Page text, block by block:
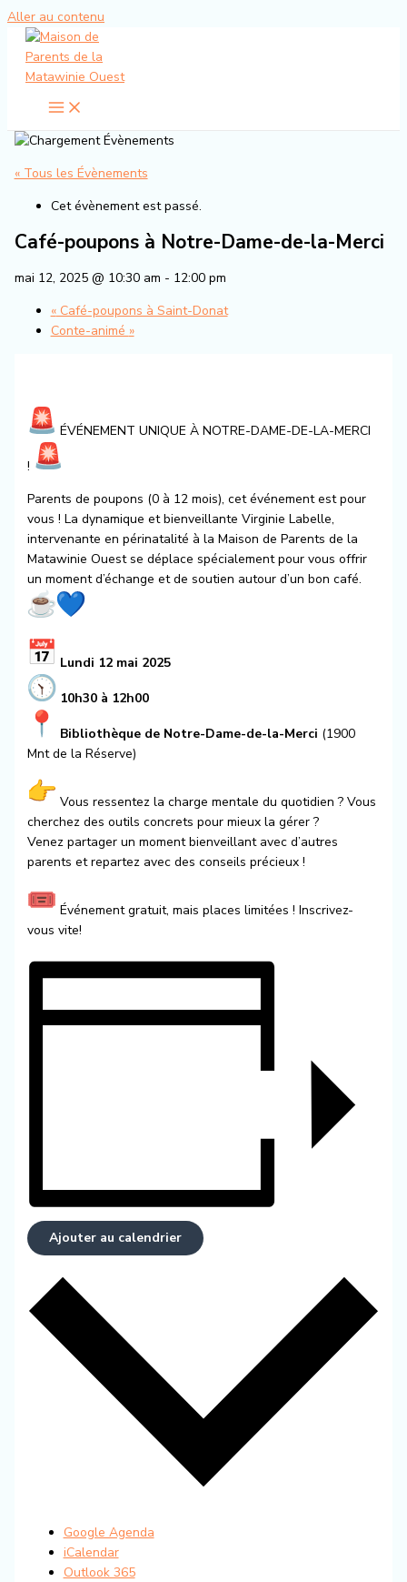
Aller au contenu
« Tous les Évènements
Cet évènement est passé.
Café-poupons à Notre-Dame-de-la-Merci
mai 12, 2025 @ 10:30 am - 12:00 pm
«Café-poupons à Saint-Donat
Conte-animé »
ÉVÉNEMENT UNIQUE À NOTRE-DAME-DE-LA-MERCI
!
Parents de poupons (0 à 12 mois), cet événement est pour
vous ! La dynamique et bienveillante Virginie Labelle,
intervenante en périnatalité à la Maison de Parents de la
Matawinie Ouest se déplace spécialement pour vous offrir
un moment d’échange et de soutien autour d’un bon café.
Lundi 12 mai 2025
10h30 à 12h00
Bibliothèque de Notre-Dame-de-la-Merci (1900
Mnt de la Réserve)
Vous ressentez la charge mentale du quotidien ? Vous
cherchez des outils concrets pour mieux la gérer ?
Venez partager un moment bienveillant avec d’autres
parents et repartez avec des conseils précieux !
Événement gratuit, mais places limitées ! Inscrivez-
vous vite!
Ajouter au calendrier
Google Agenda
iCalendar
Outlook 365